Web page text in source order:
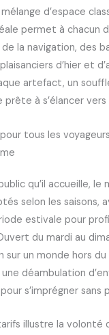
d’espace
permet à chacun
la navigation, des
d’hier et
artefact, un
à s’élancer vers
tous les
qu’il accueille, le
selon les saisons,
estivale pour
du mardi au
sur un monde hors
déambulation
s’imprégner sans
illustre la volonté